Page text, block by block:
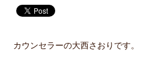
カウンセラーの大西さおりです。